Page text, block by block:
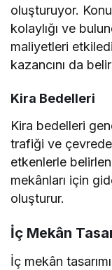
oluşturuyor.
kolaylığı ve
maliyetleri
kazancını da
Kira Bedelleri
Kira bedelleri
trafiği ve
etkenlerle
mekânları için
oluşturur.
İç Mekân
İç mekân